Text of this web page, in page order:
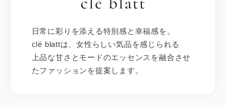
日常に彩りを添える特別感と幸福感を。
clé blattは、女性らしい気品を感じられる
上品な甘さとモードのエッセンスを融合させ
たファッションを提案します。